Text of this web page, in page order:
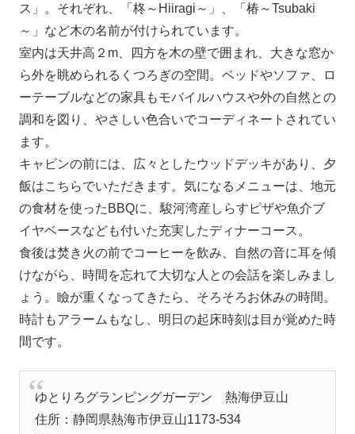
ス」。それぞれ、「柊～Hiiragi～」、「椿～Tsubaki
～」など木の名前が付けられています。
室内は天井高２m、四方を木の壁で囲まれ、大きな窓か
ら外を眺められるくつろぎの空間。ベッドやソファ、ロ
ーテーブルなどの家具もモバイルハウスや外の自然との
調和を図り、やさしい色合いでコーディネートされてい
ます。
キャビンの前には、広々としたウッドデッキがあり、夕
飯はこちらでいただきます。気になるメニューは、地元
の食材を使ったBBQに、駿河湾産しらすピザや魚介ブ
イヤベースなども付いた充実したディナーコース。
食後は焚き火の前でコーヒーを飲み、自然の音に耳を傾
けながら、時間を忘れて大切な人との会話を楽しみまし
ょう。瞼が重くなってきたら、そろそろお休みの時間。
時計もアラームもなし、明日の起床時刻は目が覚めた時
間です。
ゆとりろグランピングガーデン 熱海伊豆山
住所：静岡県熱海市伊豆山1173-534